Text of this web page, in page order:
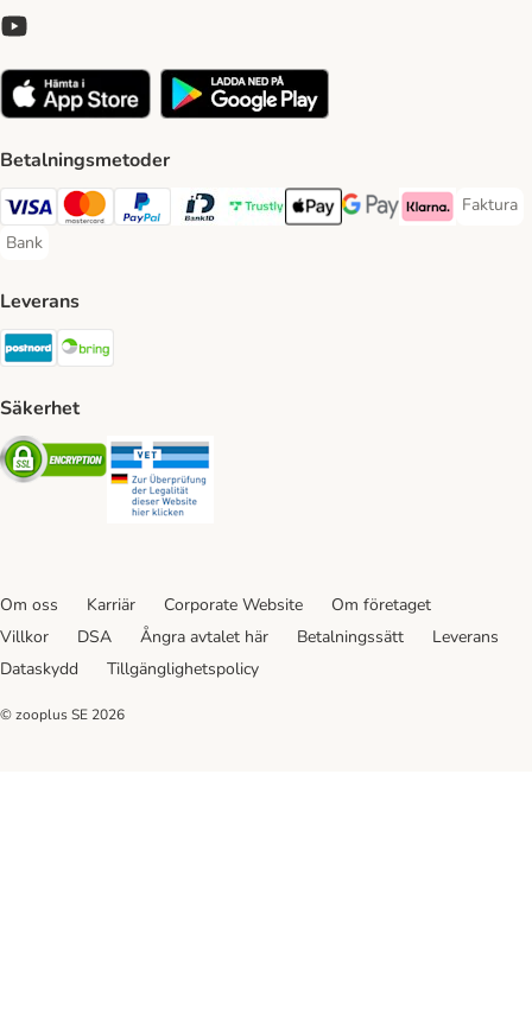
Betalningsmetoder
Visa Payment Method
Mastercard Payment Method
PayPal Payment Method
BankID Payment Method
Trustly Payment Method
Apple Pay Payment Method
Googple Pay Payment
Klarna Payment
Faktura
Faktura
Bank
Bank Payment Method
Leverans
Postnord Shipping Method
Säkerhet
Security
Om oss Karriär Corporate Website
Om företaget
Villkor
DSA Ångra avtalet här Betalningssätt
Leverans
Dataskydd
Tillgänglighetspolicy
© zooplus SE 2026